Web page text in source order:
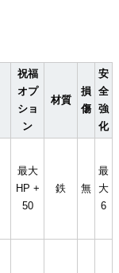
祝福
オプ
ショ
ン
材質
損
傷
安
全
強
化
最大
HP +
50
鉄 無
最
大
6